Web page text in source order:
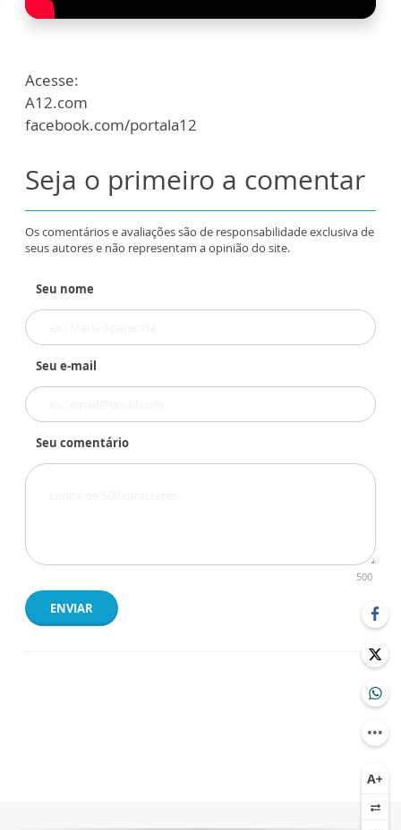
Acesse:
A12.com
facebook.com/portala12
Seja o primeiro a comentar
Os comentários e avaliações são de responsabilidade exclusiva de
seus autores e não representam a opinião do site.
Seu nome
Seu e-mail
Seu comentário
500
ENVIAR